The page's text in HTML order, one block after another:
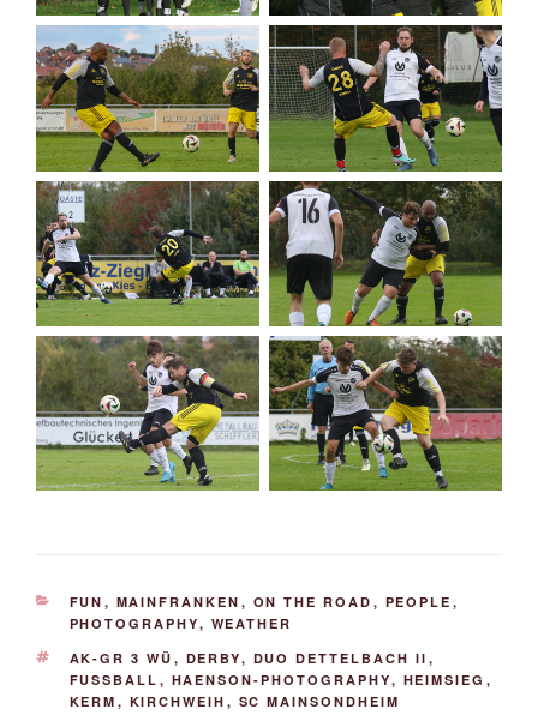
KATEGORIEN
FUN , MAINFRANKEN , ON THE ROAD , PEOPLE ,
PHOTOGRAPHY, WEATHER
SCHLAGWÖRTER
AK-GR 3 WÜ , DERBY, DUO DETTELBACH II ,
FUSSBALL
, HAENSON-PHOTOGRAPHY, HEIMSIEG ,
KERM , KIRCHWEIH , SC MAINSONDHEIM